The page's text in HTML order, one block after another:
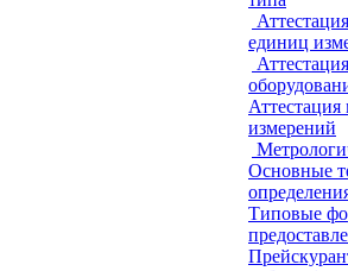
единиц
измерений
Основные
Типовые